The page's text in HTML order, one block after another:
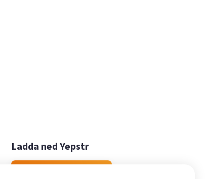
Ladda ned Yepstr